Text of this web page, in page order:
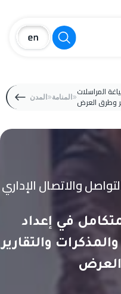
المدن المنامة المراسلات
وطرق العرض
والاتصال الإداري
في إعداد
والتقارير